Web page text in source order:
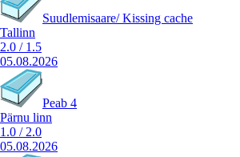
Suudlemisaare/ Kissing cache
Tallinn
2.0 / 1.5
05.08.2026
Peab 4
Pärnu linn
1.0 / 2.0
05.08.2026